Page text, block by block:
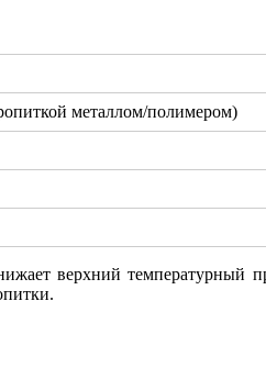
металлом/полимером)
верхний температурный